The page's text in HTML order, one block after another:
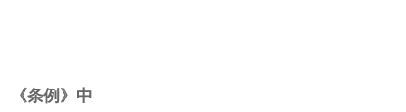
《条例》中